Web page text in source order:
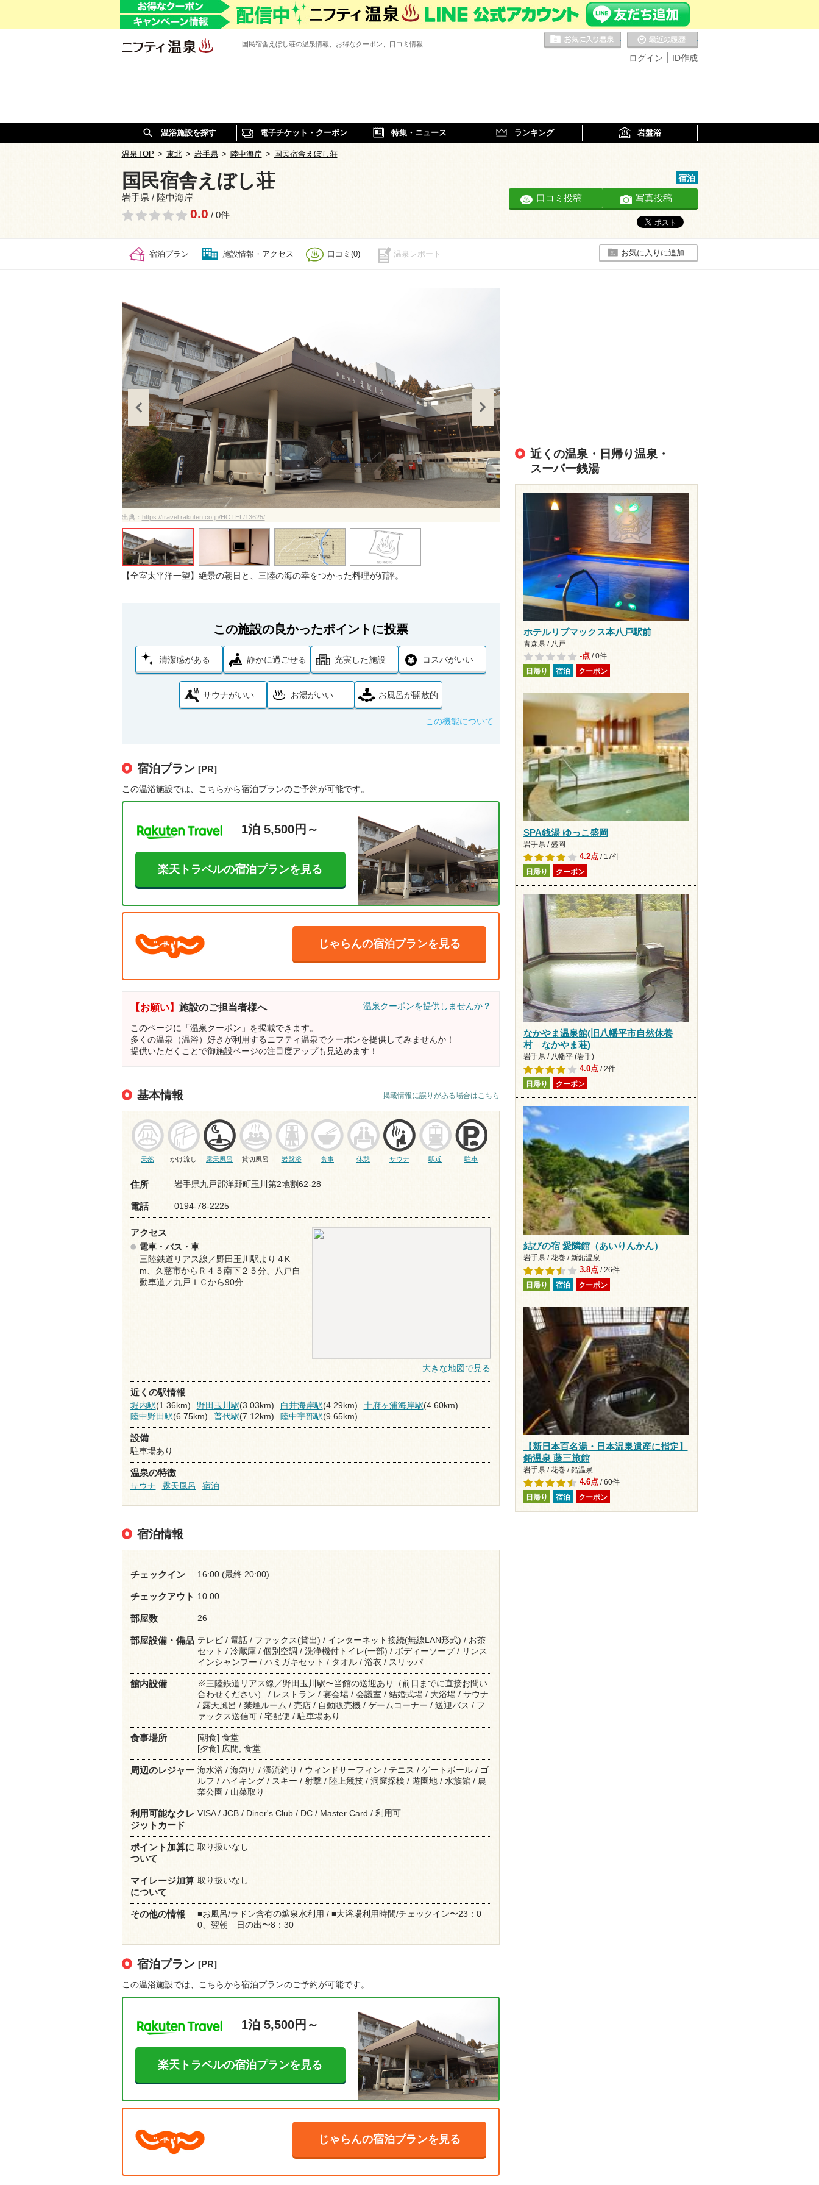
国民宿舎えぼし荘の温泉情報、お得なクーポン、口コミ情報
ID作成
ログイン
お気に入りの温泉
温浴施設を探す 電子チケット・クーポン 特集・ニュース ランキング 岩盤浴
温泉TOP > 東北 > 岩手県 > 陸中海岸 > 国民宿舎えぼし荘
国民宿舎えぼし荘
岩手県 / 陸中海岸
0.0 / 0件
宿泊
口コミ投稿 写真投稿
宿泊プラン 施設情報・アクセス 口コミ(0) 温泉レポート お気に入りに追加
出典： https://travel.rakuten.co.jp/HOTEL/13625/ https://travel.rakuten.co.jp/HOTEL/13625/
【全室太平洋一望】絶景の朝日と、三陸の海の幸をつかった料理が好評。
この施設の良かったポイントに投票
清潔感がある 静かに過ごせる 充実した施設 コスパがいい
サウナがいい お湯がいい お風呂が開放的
この機能について
宿泊プラン [PR]
この温浴施設では、こちらから宿泊プランのご予約が可能です。
1泊 5,500円～
楽天トラベルの宿泊プランを見る
じゃらんの宿泊プランを見る
【お願い】 施設のご担当者様へ 温泉クーポンを提供しませんか？
このページに「温泉クーポン」を掲載できます。
多くの温泉（温浴）好きが利用するニフティ温泉でクーポンを提供してみませんか！
提供いただくことで御施設ページの注目度アップも見込めます！
基本情報 掲載情報に誤りがある場合はこちら
天然 かけ流し 露天風呂 貸切風呂 岩盤浴 食事 休憩 サウナ 駅近 駐車
住所 岩手県九戸郡洋野町玉川第2地割62-28
電話 0194-78-2225
アクセス
電車・バス・車
三陸鉄道リアス線／野田玉川駅より４K
m、久慈市からＲ４５南下２５分、八戸自
動車道／九戸ＩＣから90分
大きな地図で見る
近くの駅情報
堀内駅(1.36km) 野田玉川駅(3.03km) 白井海岸駅(4.29km) 十府ヶ浦海岸駅(4.60km)
陸中野田駅(6.75km) 普代駅(7.12km) 陸中宇部駅(9.65km)
設備
駐車場あり
温泉の特徴
サウナ
露天風呂 宿泊
宿泊情報
チェックイン 16:00 (最終 20:00)
チェックアウト 10:00
部屋数 26
部屋設備・備品 テレビ / 電話 / ファックス(貸出) / インターネット接続(無線LAN形式) / お茶
セット / 冷蔵庫 / 個別空調 / 洗浄機付トイレ(一部) / ボディーソープ / リンス
インシャンプー / ハミガキセット / タオル / 浴衣 / スリッパ
館内設備
※三陸鉄道リアス線／野田玉川駅〜当館の送迎あり（前日までに直接お問い
合わせください） / レストラン / 宴会場 / 会議室 / 結婚式場 / 大浴場 / サウナ
/ 露天風呂 / 禁煙ルーム / 売店 / 自動販売機 / ゲームコーナー / 送迎バス / フ
ァックス送信可 / 宅配便 / 駐車場あり
食事場所
[朝食] 食堂
[夕食] 広間, 食堂
周辺のレジャー 海水浴 / 海釣り / 渓流釣り / ウィンドサーフィン / テニス / ゲートボール / ゴ
ルフ / ハイキング / スキー / 射撃 / 陸上競技 / 洞窟探検 / 遊園地 / 水族館 / 農
業公園 / 山菜取り
利用可能なクレ
ジットカード
VISA / JCB / Diner's Club / DC / Master Card / 利用可
ポイント加算に
ついて
取り扱いなし
マイレージ加算
について
取り扱いなし
その他の情報
■お風呂/ラドン含有の鉱泉水利用 / ■大浴場利用時間/チェックイン〜23：0
0、翌朝 日の出〜8：30
宿泊プラン [PR]
この温浴施設では、こちらから宿泊プランのご予約が可能です。
1泊 5,500円～
楽天トラベルの宿泊プランを見る
じゃらんの宿泊プランを見る
近くの温泉・日帰り温泉・
スーパー銭湯
ホテルリブマックス本八戸駅前
青森県 / 八戸
-点/ 0件
日帰り 宿泊 クーポン
SPA銭湯 ゆっこ盛岡
岩手県 / 盛岡
4.2点/ 17件
日帰り クーポン
なかやま温泉館(旧八幡平市自然休養
村 なかやま荘)
岩手県 / 八幡平 (岩手)
4.0点/ 2件
日帰り クーポン
結びの宿 愛隣館（あいりんかん）
岩手県 / 花巻 / 新鉛温泉
3.8点/ 26件
日帰り 宿泊 クーポン
【新日本百名湯・日本温泉遺産に指定】
鉛温泉 藤三旅館
岩手県 / 花巻 / 鉛温泉
4.6点/ 60件
日帰り 宿泊 クーポン